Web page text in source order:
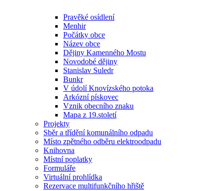
Pravěké osídlení
Menhir
Počátky obce
Název obce
Dějiny Kamenného Mostu
Novodobé dějiny
Stanislav Suledr
Bunkr
V údolí Knovízského potoka
Arkózní pískovec
Vznik obecního znaku
Mapa z 19.století
Projekty
Sběr a třídění komunálního odpadu
Místo zpětného odběru elektroodpadu
Knihovna
Místní poplatky
Formuláře
Virtuální prohlídka
Rezervace multifunkčního hřiště